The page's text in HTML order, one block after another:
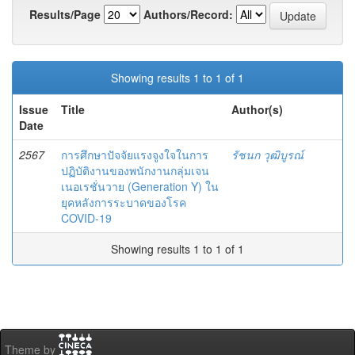
Results/Page
Authors/Record:
Showing results 1 to 1 of 1
Issue
Date
Title Author(s)
2567
การศึกษาปัจจัยแรงจูงใจในการ
ปฏิบัติงานของพนักงานกลุ่มเจน
เนอเรชั่นวาย (Generation Y) ใน
ยุคหลังการระบาดของโรค
COVID-19
รัชนก วุฒิบูรณ์
Showing results 1 to 1 of 1
Theme by